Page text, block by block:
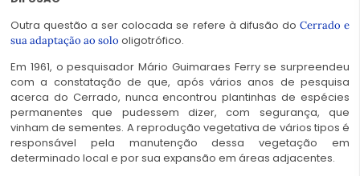
Outra questão a ser colocada se refere à difusão do Cerrado e
sua adaptação ao solo oligotrófico.
Em 1961, o pesquisador Mário Guimaraes Ferry se surpreendeu
com a constatação de que, após vários anos de pesquisa
acerca do Cerrado, nunca encontrou plantinhas de espécies
permanentes que pudessem dizer, com segurança, que
vinham de sementes. A reprodução vegetativa de vários tipos é
responsável pela manutenção dessa vegetação em
determinado local e por sua expansão em áreas adjacentes.